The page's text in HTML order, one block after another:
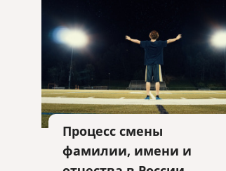
Процесс смены
фамилии, имени и